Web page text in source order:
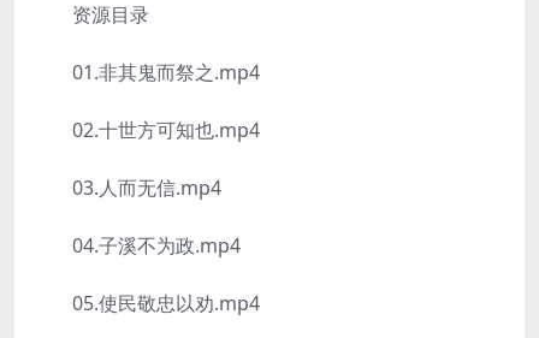
资源目录
01.非其鬼而祭之.mp4
02.十世方可知也.mp4
03.人而无信.mp4
04.子溪不为政.mp4
05.使民敬忠以劝.mp4